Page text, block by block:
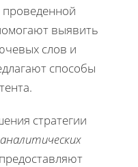
выявить
слов и
способы
стратегии
аналитических